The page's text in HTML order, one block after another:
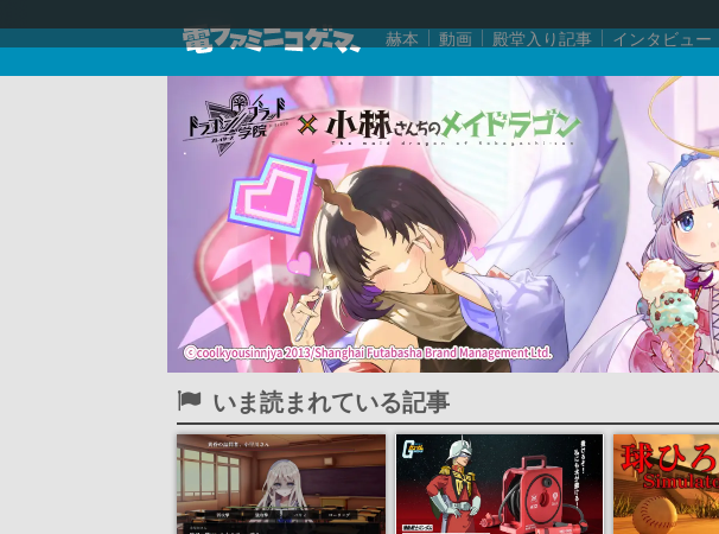
赫本 動画 殿堂入り記事 インタビュー
いま読まれている記事